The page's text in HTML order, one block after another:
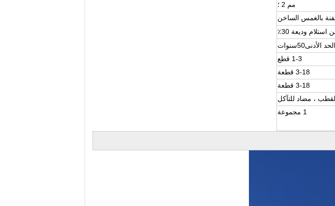
مم 2 ؛
بالغمس الساخن
الحد الأدنى50سنوات
1-3 قطع
3-18 قطعة
3-18 قطعة
، مضاد للتآكل
1 مجموعة